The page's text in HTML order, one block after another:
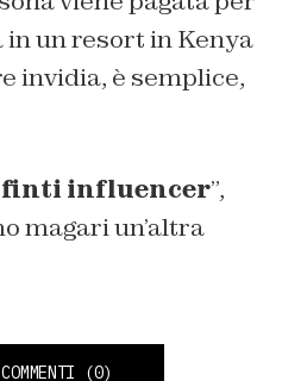
un resort in Kenya
invidia, è semplice,
influencer”,
magari un’altra
(0)